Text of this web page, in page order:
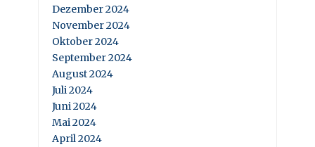
Dezember 2024
November 2024
Oktober 2024
September 2024
August 2024
Juli 2024
Juni 2024
Mai 2024
April 2024